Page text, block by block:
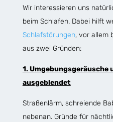
Wir interessieren uns
beim Schlafen. Dabei hilft
Schlafstörungen, vor allem
aus zwei Gründen:
1. Umgebungsgeräusche
ausgeblendet
Straßenlärm, schreiende
nebenan. Gründe für